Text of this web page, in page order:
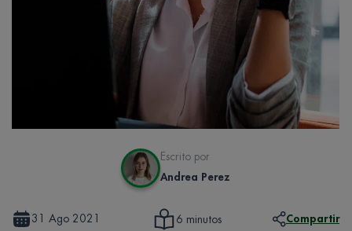
Escrito por
Andrea Perez
31 Ago 2021 6 minutos Compartir